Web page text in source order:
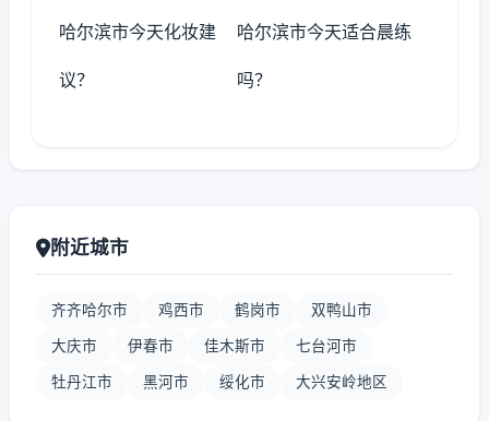
哈尔滨市今天化妆建
议？
哈尔滨市今天适合晨练
吗？
附近城市
齐齐哈尔市 鸡西市 鹤岗市 双鸭山市
大庆市 伊春市 佳木斯市 七台河市
牡丹江市 黑河市 绥化市 大兴安岭地区